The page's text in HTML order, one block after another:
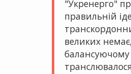
"Укренерго"
правильній
великих
балансуючому